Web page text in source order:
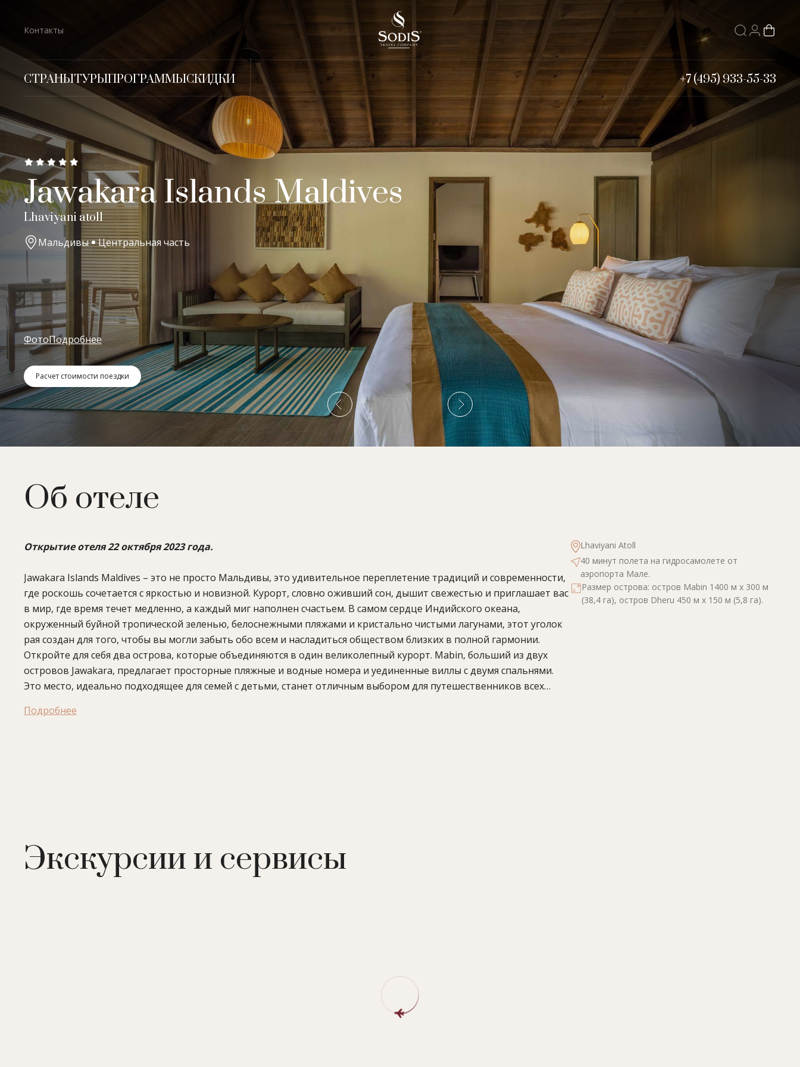
Контакты
СТРАНЫТУРЫПРОГРАММЫСКИДКИ +7 (495) 933-55-33
Jawakara Islands Maldives
Lhaviyani atoll
Мальдивы Центральная часть
ФотоПодробнее
Расчет стоимости поездки
Об отеле
Открытие отеля 22 октября 2023 года.
Jawakara Islands Maldives – это не просто Мальдивы, это удивительное переплетение традиций и современности,
где роскошь сочетается с яркостью и новизной. Курорт, словно оживший сон, дышит свежестью и приглашает вас
в мир, где время течет медленно, а каждый миг наполнен счастьем. В самом сердце Индийского океана,
окруженный буйной тропической зеленью, белоснежными пляжами и кристально чистыми лагунами, этот уголок
рая создан для того, чтобы вы могли забыть обо всем и насладиться обществом близких в полной гармонии.
Откройте для себя два острова, которые объединяются в один великолепный курорт. Mabin, больший из двух
островов Jawakara, предлагает просторные пляжные и водные номера и уединенные виллы с двумя спальнями.
Это место, идеально подходящее для семей с детьми, станет отличным выбором для путешественников всех
номера с тремя спальнями.
Подробнее
Lhaviyani Atoll
40 минут полета на гидросамолете от
аэропорта Мале.
Размер острова: остров Mabin 1400 м х 300 м
(38,4 га), остров Dheru 450 м х 150 м (5,8 га).
Экскурсии и сервисы